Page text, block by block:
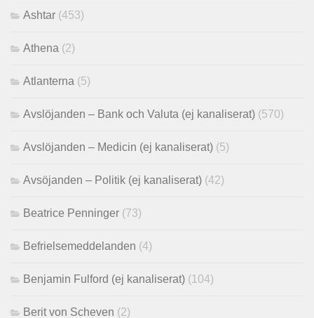
Ashtar (453)
Athena (2)
Atlanterna (5)
Avslöjanden – Bank och Valuta (ej kanaliserat) (570)
Avslöjanden – Medicin (ej kanaliserat) (5)
Avsöjanden – Politik (ej kanaliserat) (42)
Beatrice Penninger (73)
Befrielsemeddelanden (4)
Benjamin Fulford (ej kanaliserat) (104)
Berit von Scheven (2)